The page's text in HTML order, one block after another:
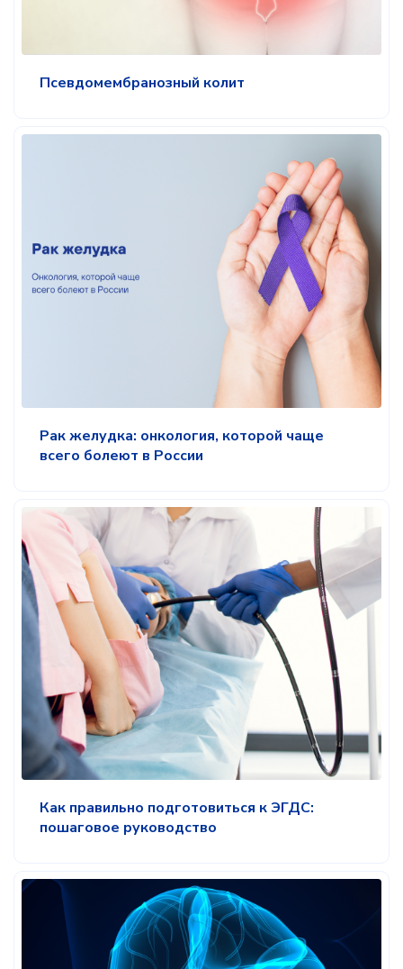
Псевдомембранозный колит
Рак желудка: онкология, которой чаще
всего болеют в России
Как правильно подготовиться к ЭГДС:
пошаговое руководство